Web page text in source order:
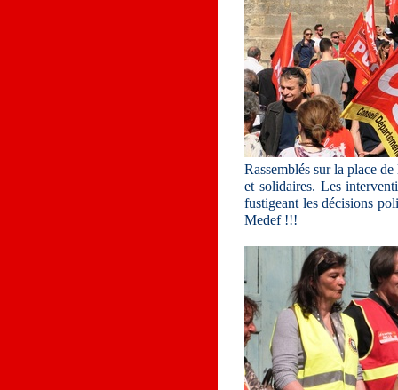
Rassemblés sur la place
et solidaires. Les
fustigeant les décisions
Medef !!!